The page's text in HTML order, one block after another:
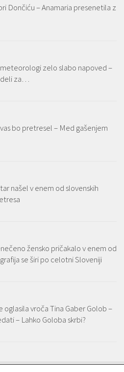
Dončiću – Anamaria presenetila z
zelo slabo napoved –
za…
bo pretresel – Med gašenjem
našel v enem od slovenskih
žensko pričakalo v enem od
se širi po celotni Sloveniji
oglasila vroča Tina Gaber Golob –
– Lahko Goloba skrbi?